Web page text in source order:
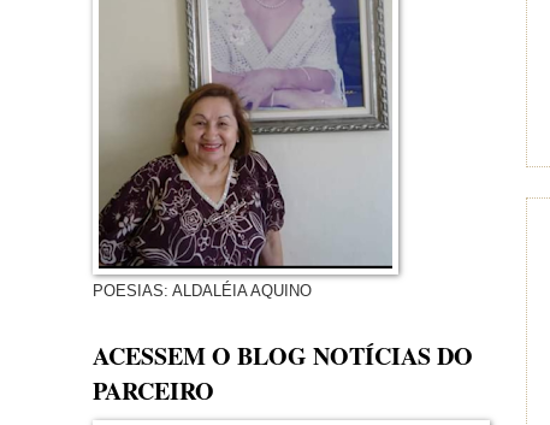
POESIAS: ALDALÉIA AQUINO
ACESSEM O BLOG NOTÍCIAS DO
PARCEIRO